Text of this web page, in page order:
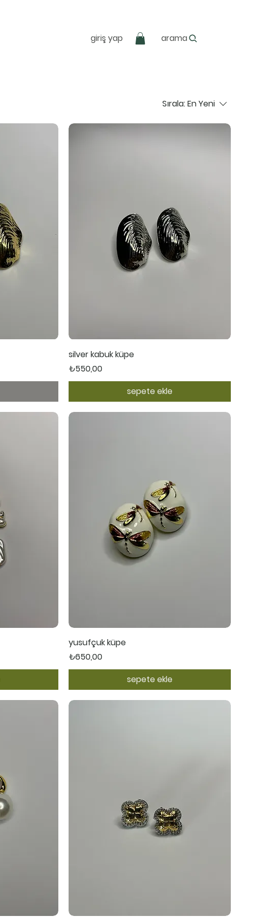
giriş yap arama
Sırala:En Yeni
Hızlı Bakış
silver kabuk küpe
Fiyat
₺550,00
sepete ekle
yusufçuk küpe
Fiyat
₺650,00
sepete ekle